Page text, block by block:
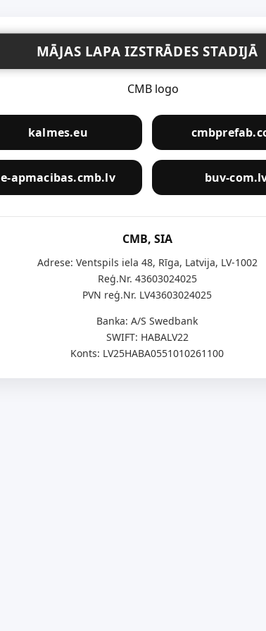
MĀJAS LAPA IZSTRĀDES STADIJĀ
kalmes.eu
e-apmacibas.cmb.lv buv-
CMB, SIA
Adrese: Ventspils iela 48, Rīga, Latvija, LV-1002
Reģ.Nr. 43603024025
PVN reģ.Nr. LV43603024025
Banka: A/S Swedbank
SWIFT: HABALV22
Konts: LV25HABA0551010261100